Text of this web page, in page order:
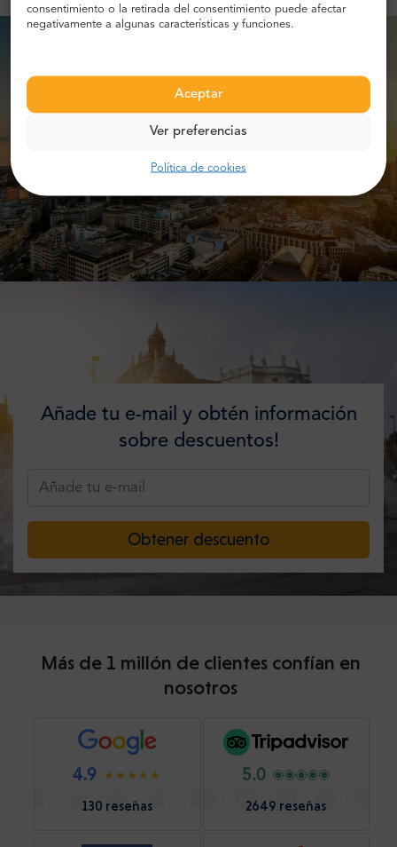
consentimiento o la retirada del consentimiento puede afectar
negativamente a algunas características y funciones.
Aceptar
Ver preferencias
Política de cookies
Añade tu e-mail y obtén información
sobre descuentos!
Obtener descuento
Más de 1 millón de clientes confían en
nosotros
4.9
130 reseñas
5.0
2649 reseñas